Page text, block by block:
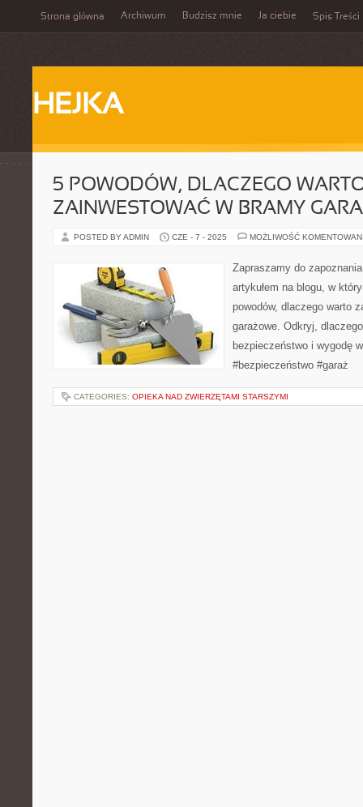
Strona główna Archiwum Budzisz mnie Ja ciebie Spis Treści
HEJKA
5 POWODÓW, DLACZEGO
ZAINWESTOWAĆ W BRAMY
POSTED BY ADMIN CZE - 7 - 2025 MOŻLIWOŚĆ
Zapraszamy do
artykułem na blogu, w
powodów, dlaczego warto
garażowe. Odkryj,
bezpieczeństwo i wygodę
#bezpieczeństwo #garaż
CATEGORIES: OPIEKA NAD ZWIERZĘTAMI STARSZYMI